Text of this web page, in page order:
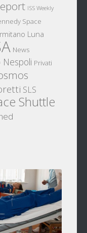
ISS Weekly
Space
Luna
News
Nespoli Privati
SLS
Shuttle